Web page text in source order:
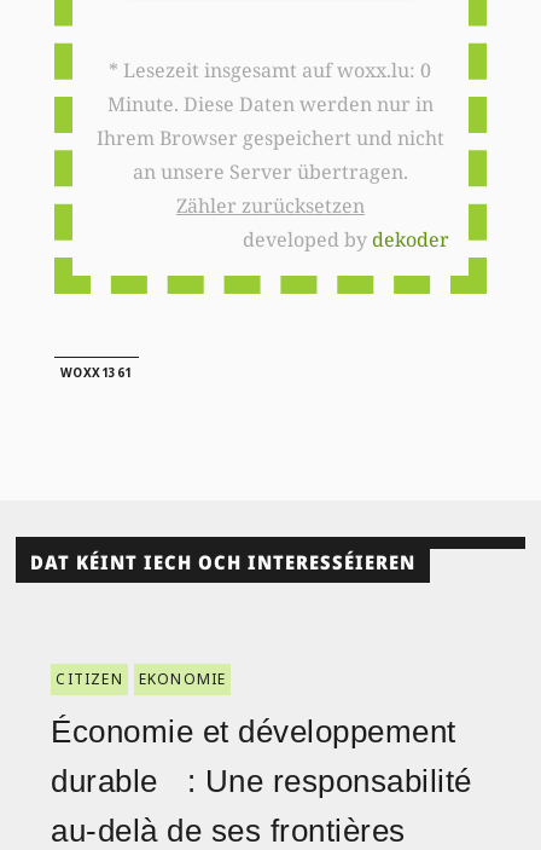
* Lesezeit insgesamt auf woxx.lu: 0
Minute. Diese Daten werden nur in
Ihrem Browser gespeichert und nicht
an unsere Server übertragen.
Zähler zurücksetzen
developed bydekoder
WOXX1361
DAT KÉINT IECH OCH INTERESSÉIEREN
CITIZEN EKONOMIE
Économie et développement
durable : Une responsabilité
au-delà de ses frontières